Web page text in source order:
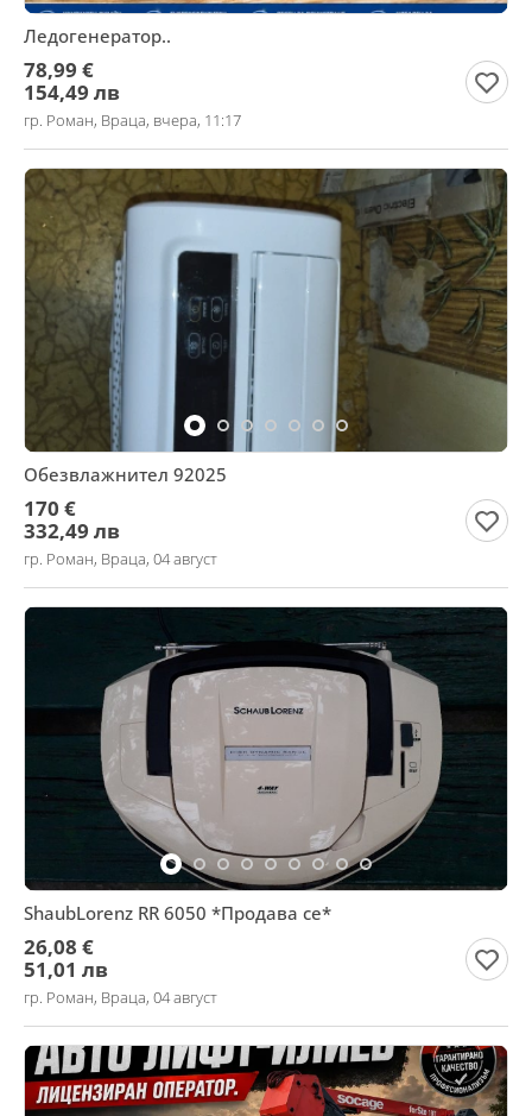
Ледогенератор..
78,99 €
154,49 лв
гр. Роман, Враца, вчера, 11:17
Обезвлажнител 92025
170 €
332,49 лв
гр. Роман, Враца, 04 август
ShaubLorenz RR 6050 *Продава се*
26,08 €
51,01 лв
гр. Роман, Враца, 04 август